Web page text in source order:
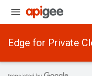
Edge for Private